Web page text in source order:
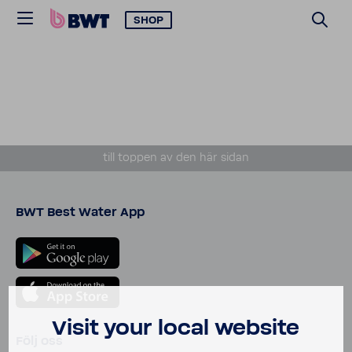
SHOP
till toppen av den här sidan
BWT Best Water App
Visit your local website